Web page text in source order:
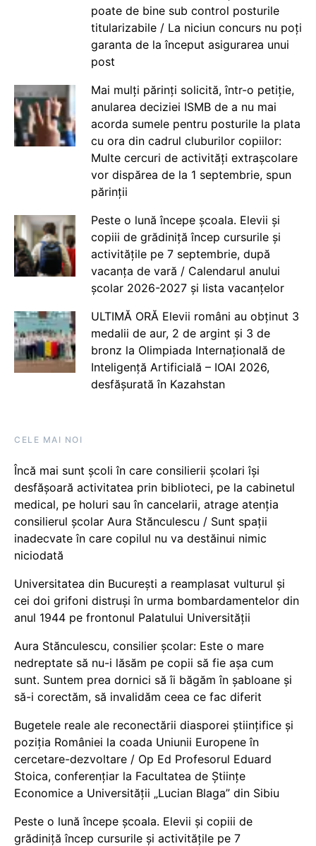
poate de bine sub control posturile
titularizabile / La niciun concurs nu poți
garanta de la început asigurarea unui
post
Mai mulți părinți solicită, într-o petiție,
anularea deciziei ISMB de a nu mai
acorda sumele pentru posturile la plata
cu ora din cadrul cluburilor copiilor:
Multe cercuri de activități extrașcolare
vor dispărea de la 1 septembrie, spun
părinții
Peste o lună începe școala. Elevii și
copiii de grădiniță încep cursurile și
activitățile pe 7 septembrie, după
vacanța de vară / Calendarul anului
școlar 2026-2027 și lista vacanțelor
ULTIMĂ ORĂ Elevii români au obținut 3
medalii de aur, 2 de argint și 3 de
bronz la Olimpiada Internațională de
Inteligență Artificială – IOAI 2026,
desfășurată în Kazahstan
CELE MAI NOI
Încă mai sunt școli în care consilierii școlari își
desfășoară activitatea prin biblioteci, pe la cabinetul
medical, pe holuri sau în cancelarii, atrage atenția
consilierul școlar Aura Stănculescu / Sunt spații
inadecvate în care copilul nu va destăinui nimic
niciodată
Universitatea din București a reamplasat vulturul și
cei doi grifoni distruși în urma bombardamentelor din
anul 1944 pe frontonul Palatului Universității
Aura Stănculescu, consilier școlar: Este o mare
nedreptate să nu-i lăsăm pe copii să fie așa cum
sunt. Suntem prea dornici să îi băgăm în șabloane și
să-i corectăm, să invalidăm ceea ce fac diferit
Bugetele reale ale reconectării diasporei științifice și
poziția României la coada Uniunii Europene în
cercetare-dezvoltare / Op Ed Profesorul Eduard
Stoica, conferențiar la Facultatea de Științe
Economice a Universității „Lucian Blaga” din Sibiu
Peste o lună începe școala. Elevii și copiii de
grădiniță încep cursurile și activitățile pe 7